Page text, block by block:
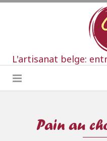
L'artisanat belge:
Pain au